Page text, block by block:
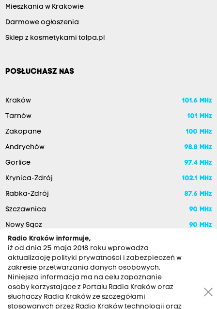
Mieszkania w Krakowie
Darmowe ogłoszenia
Sklep z kosmetykami tolpa.pl
POSŁUCHASZ NAS
Kraków 101.6 MHz
Tarnów 101 MHz
Zakopane 100 MHz
Andrychów 98.8 MHz
Gorlice 97.4 MHz
Krynica-Zdrój 102.1 MHz
Rabka-Zdrój 87.6 MHz
Szczawnica 90 MHz
Nowy Sącz
90 MHz
Radio Kraków informuje,
iż od dnia 25 maja 2018 roku wprowadza
aktualizację polityki prywatności i zabezpieczeń w
zakresie przetwarzania danych osobowych.
Niniejsza informacja ma na celu zapoznanie
osoby korzystające z Portalu Radia Kraków oraz
słuchaczy Radia Kraków ze szczegółami
stosowanych przez Radio Kraków technologii oraz